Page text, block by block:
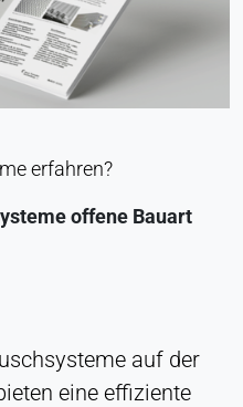
erfahren?
offene Bauart
auf der
eine effiziente
Leistung und
verbessern. Die Daten